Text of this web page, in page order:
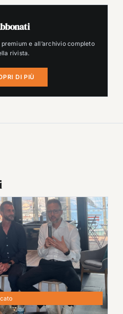
e all’archivio completo
rivista.
DI PIÙ